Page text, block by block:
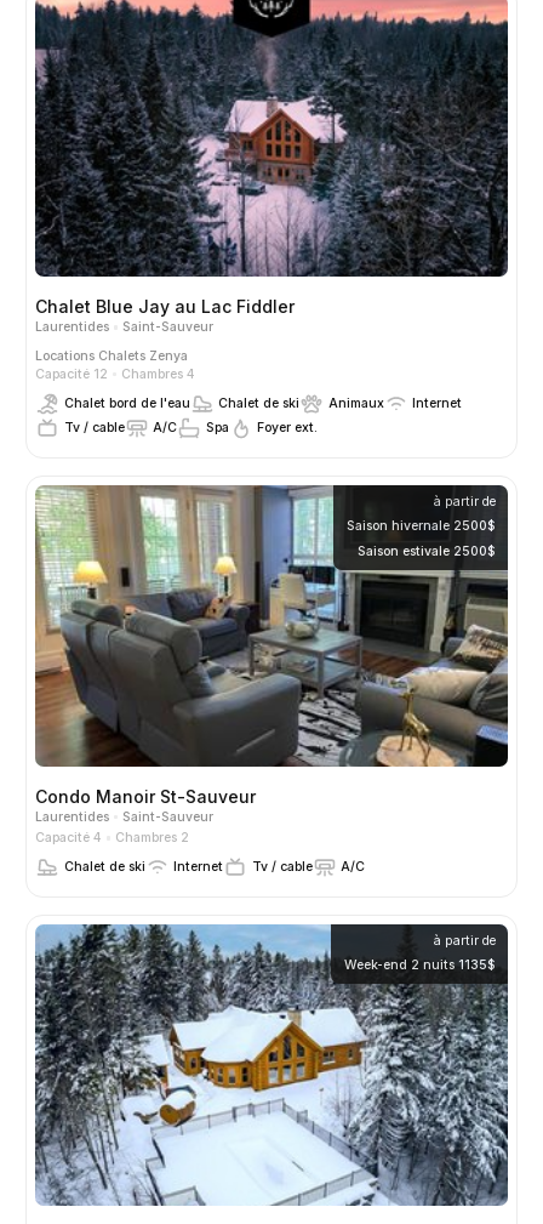
Chalet Blue Jay au Lac Fiddler
Laurentides
Saint-Sauveur
Locations Chalets Zenya
Capacité 12
Chambres 4
Chalet bord de l'eau
Chalet de ski Animaux
Internet
Tv / cable
A/C Spa Foyer ext.
à partir de
Saison hivernale 2500$
Saison estivale 2500$
Condo Manoir St-Sauveur
Laurentides
Saint-Sauveur
Capacité 4
Chambres 2
Chalet de ski
Internet Tv / cable A/C
à partir de
Week-end 2 nuits 1135$